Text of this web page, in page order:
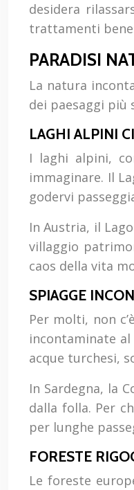
desidera
trattamenti
PARADISI
La natura
dei paesaggi
LAGHI ALPINI
I laghi alpini,
immaginare. Il
godervi
In Austria, il
villaggio
caos della vita
SPIAGGE
Per molti, non
incontaminate
acque turchesi,
In Sardegna, la
dalla folla. Per
per lunghe
FORESTE
Le foreste